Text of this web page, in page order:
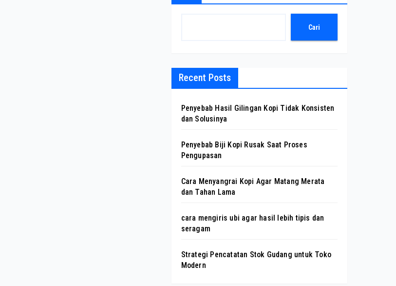
Cari
Recent Posts
Penyebab Hasil Gilingan Kopi Tidak Konsisten
dan Solusinya
Penyebab Biji Kopi Rusak Saat Proses
Pengupasan
Cara Menyangrai Kopi Agar Matang Merata
dan Tahan Lama
cara mengiris ubi agar hasil lebih tipis dan
seragam
Strategi Pencatatan Stok Gudang untuk Toko
Modern